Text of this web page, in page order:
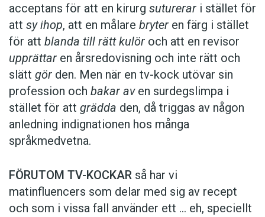
acceptans för att en kirurg suturerar i stället för
att sy ihop, att en målare bryter en färg i stället
för att blanda till rätt kulör och att en revisor
upprättar en årsredovisning och inte rätt och
slätt gör den. Men när en tv-kock utövar sin
profession och bakar aven surdegslimpa i
stället för att grädda den, då triggas av någon
anledning indignationen hos många
språkmedvetna.
FÖRUTOM TV-KOCKAR så har vi
matinfluencers som delar med sig av recept
och som i vissa fall ­använder ett … eh, speciellt